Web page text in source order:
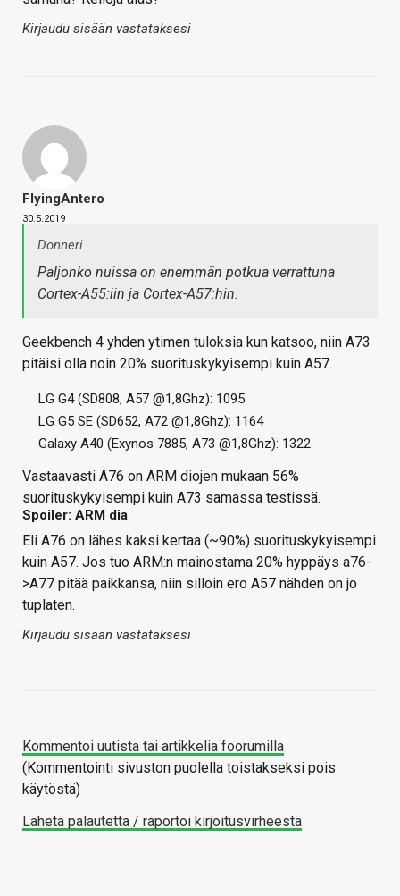
Kirjaudu sisään vastataksesi
FlyingAntero
30.5.2019
Donneri
Paljonko nuissa on enemmän potkua verrattuna
Cortex-A55:iin ja Cortex-A57:hin.
Geekbench 4 yhden ytimen tuloksia kun katsoo, niin A73
pitäisi olla noin 20% suorituskykyisempi kuin A57.
LG G4 (SD808, A57 @1,8Ghz): 1095
LG G5 SE (SD652, A72 @1,8Ghz): 1164
Galaxy A40 (Exynos 7885, A73 @1,8Ghz): 1322
Vastaavasti A76 on ARM diojen mukaan 56%
suorituskykyisempi kuin A73 samassa testissä.
Spoiler: ARM dia
Eli A76 on lähes kaksi kertaa (~90%) suorituskykyisempi
kuin A57. Jos tuo ARM:n mainostama 20% hyppäys a76-
>A77 pitää paikkansa, niin silloin ero A57 nähden on jo
tuplaten.
Kirjaudu sisään vastataksesi
Kommentoi uutista tai artikkelia foorumilla
(Kommentointi sivuston puolella toistakseksi pois
käytöstä)
Lähetä palautetta / raportoi kirjoitusvirheestä